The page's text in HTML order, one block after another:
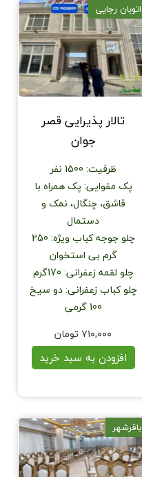
تالار پذیرایی قصر
جوان
ظرفیت: 1500 نفر
پک مقوایی: پک همراه با
قاشق، چنگال، نمک و
دستمال
چلو جوجه کباب ویژه:
250
گرم بی استخوان
چلو لقمه زعفرانی: 170گرم
چلو کباب زعفرانی:دو سیخ
100 گرمی
۷۱۰,۰۰۰ تومان
افزودن به سبد خرید
اتوبان رجایی
باقرشهر